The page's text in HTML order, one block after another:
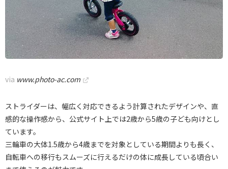
via www.photo-ac.com
ストライダーは、幅広く対応できるよう計算されたデザインや、直
感的な操作感から、公式サイト上では2歳から5歳の子ども向けとし
ています。
三輪車の大体1.5歳から4歳までを対象としている期間よりも長く、
自転車への移行もスムーズに行えるだけの体に成長している頃合い